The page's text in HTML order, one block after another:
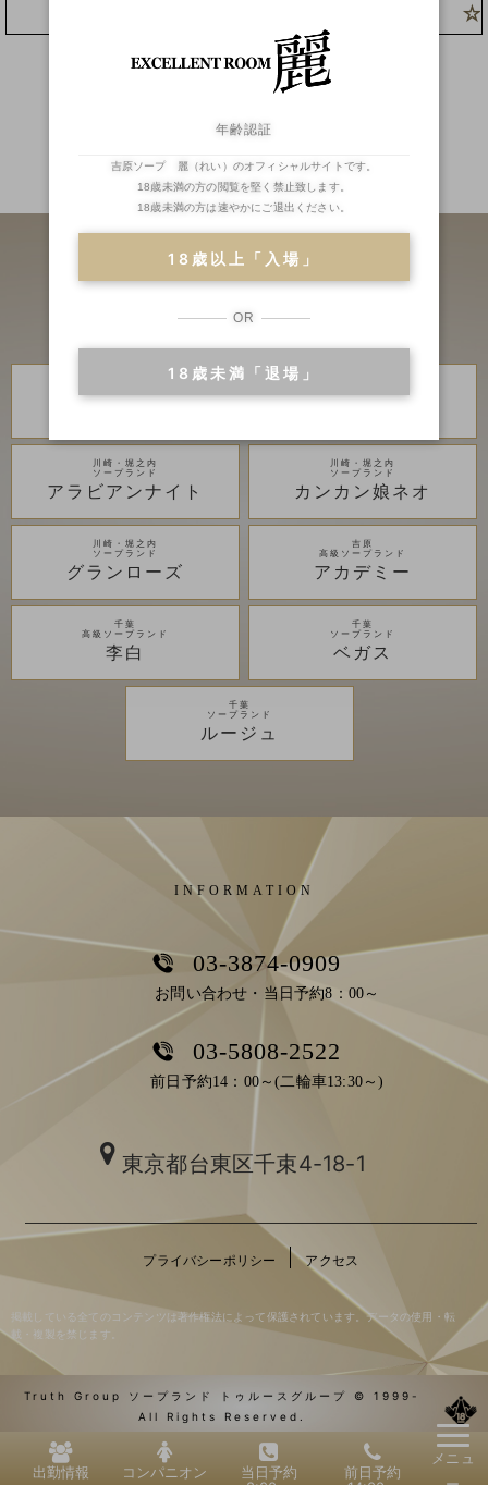
☆2輪車コースOK☆
☆2
二輪車 ランキング
川崎・堀之内
ソープランド
アラビアンナイト
川崎・堀之内
ソープランド
カンカン娘ネオ
川崎・堀之内
ソープランド
グランローズ
吉原
高級ソープランド
アカデミー
千葉
高級ソープランド
李白
千葉
ソープランド
ベガス
千葉
ソープランド
ルージュ
INFORMATION
03-3874-0909
お問い合わせ・当日予約8：00～
03-5808-2522
前日予約14：00～(二輪車13:30～)
東京都台東区千束4-18-1
プライバシーポリシー アクセス
掲載している全てのコンテンツは著作権法によって保護されています。データの使用・転
載・複製を禁じます。
Truth Group ソープランド トゥルースグループ © 1999-
All Rights Reserved.
メニュ
出勤情報 コンパニオン
当日予約
前日予約
年齢認証
吉原ソープ 麗（れい）のオフィシャルサイトです。
18歳未満の方の閲覧を堅く禁止致します。
18歳未満の方は速やかにご退出ください。
18歳以上「入場」
OR
18歳未満「退場」